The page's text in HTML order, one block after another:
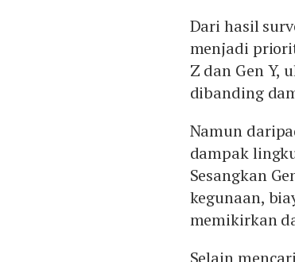
Dari hasil
menjadi
Z dan Gen Y,
dibanding
Namun
dampak
Sesangkan
kegunaan,
memikirkan